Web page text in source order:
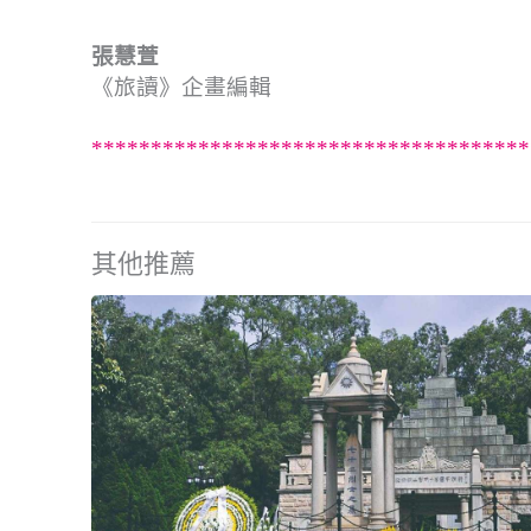
張慧萱
《旅讀》企畫編輯
其他推薦